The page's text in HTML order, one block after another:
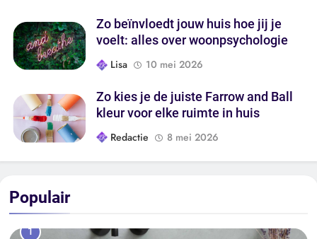
Zo beïnvloedt jouw huis hoe jij je
voelt: alles over woonpsychologie
Lisa
10 mei 2026
Zo kies je de juiste Farrow and Ball
kleur voor elke ruimte in huis
Redactie
8 mei 2026
Populair
1